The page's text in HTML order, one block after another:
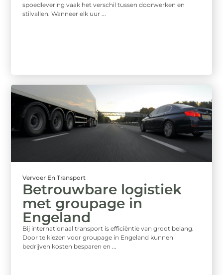
spoedlevering vaak het verschil tussen doorwerken en
stilvallen. Wanneer elk uur ...
Vervoer En Transport
Betrouwbare logistiek
met groupage in
Engeland
Bij internationaal transport is efficiëntie van groot belang.
Door te kiezen voor groupage in Engeland kunnen
bedrijven kosten besparen en ...